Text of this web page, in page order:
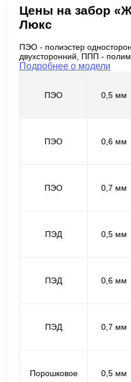
Цены на забор
Люкс
ПЭО - полиэстер
двухсторонний, ППП -
Подробнее о модели
ПЭО 0,5 мм
ПЭО 0,6 мм
ПЭО 0,7 мм
ПЭД 0,5 мм
ПЭД 0,6 мм
ПЭД 0,7 мм
Порошковое 0,5 мм